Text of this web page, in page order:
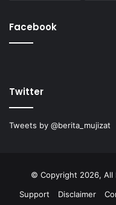
Facebook
Twitter
Tweets by @berita_mujizat
© Copyright 2026, All
Support
Disclaimer